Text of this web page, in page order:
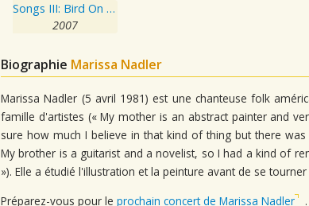
Songs III: Bird On The Water
2007
Biographie Marissa Nadler
Marissa Nadler (5 avril 1981) est une chanteuse folk
famille d'artistes (« My mother is an abstract painter and
sure how much I believe in that kind of thing but there
My brother is a guitarist and a novelist, so I had a kind of
»). Elle a étudié l'illustration et la peinture avant de se
Préparez-vous pour le prochain concert de Marissa Nadler .